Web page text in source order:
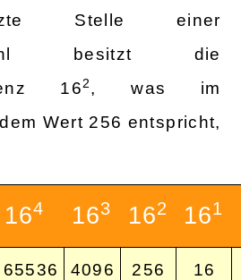
Stelle einer
besitzt die
162, was im
Wert 256 entspricht,
164 163 162 161
65536 4096 256 16